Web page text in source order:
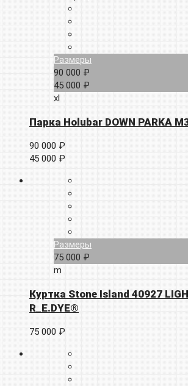
Размеры
90 000 ₽
45 000 ₽
xl
Парка Holubar DOWN PARKA
90 000 ₽
45 000 ₽
Размеры
75 000 ₽
m
Куртка Stone Island 40927
R_E.DYE®
75 000 ₽